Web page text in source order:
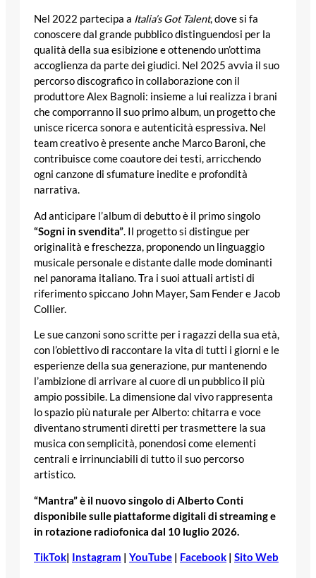
Nel 2022 partecipa a Italia’s Got Talent, dove si fa
conoscere dal grande pubblico distinguendosi per la
qualità della sua esibizione e ottenendo un’ottima
accoglienza da parte dei giudici. Nel 2025 avvia il suo
percorso discografico in collaborazione con il
produttore Alex Bagnoli: insieme a lui realizza i brani
che comporranno il suo primo album, un progetto che
unisce ricerca sonora e autenticità espressiva. Nel
team creativo è presente anche Marco Baroni, che
contribuisce come coautore dei testi, arricchendo
ogni canzone di sfumature inedite e profondità
narrativa.
Ad anticipare l’album di debutto è il primo singolo
“Sogni in svendita”. Il progetto si distingue per
originalità e freschezza, proponendo un linguaggio
musicale personale e distante dalle mode dominanti
nel panorama italiano. Tra i suoi attuali artisti di
riferimento spiccano John Mayer, Sam Fender e Jacob
Collier.
Le sue canzoni sono scritte per i ragazzi della sua età,
con l’obiettivo di raccontare la vita di tutti i giorni e le
esperienze della sua generazione, pur mantenendo
l’ambizione di arrivare al cuore di un pubblico il più
ampio possibile. La dimensione dal vivo rappresenta
lo spazio più naturale per Alberto: chitarra e voce
diventano strumenti diretti per trasmettere la sua
musica con semplicità, ponendosi come elementi
centrali e irrinunciabili di tutto il suo percorso
artistico.
“Mantra” è il nuovo singolo di Alberto Conti
disponibile sulle piattaforme digitali di streaming e
in rotazione radiofonica dal 10 luglio 2026.
TikTok Instagram YouTube Facebook Sito Web